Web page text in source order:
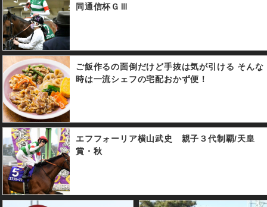
行われた。 主だったところで
は、香港ヴァーズのクロコス
ミアは絶好の１番枠を、香港
マイルのモズアスコットが２
番枠を引き当てた。また香港
スプリントのファインニード
ルは大外の１２番枠からの発
走となった。
同通信杯ＧⅢ
ご飯作るの面倒だけど手抜は気が引ける そんな
時は一流シェフの宅配おかず便！
エフフォーリア横山武史 親子３代制覇/天皇
賞・秋